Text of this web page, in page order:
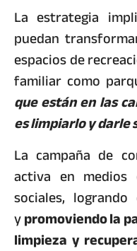
La estrategia
puedan
espacios de
familiar como
que están en las
es limpiarlo y
La campaña de
activa en medios
sociales,
ypromoviendo la
limpieza y